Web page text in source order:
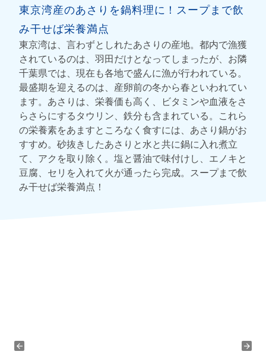
東京湾産のあさりを鍋料理に！スープまで飲
み干せば栄養満点
東京湾は、言わずとしれたあさりの産地。都内で漁獲
されているのは、羽田だけとなってしまったが、お隣
千葉県では、現在も各地で盛んに漁が行われている。
最盛期を迎えるのは、産卵前の冬から春といわれてい
ます。あさりは、栄養価も高く、ビタミンや血液をさ
らさらにするタウリン、鉄分も含まれている。これら
の栄養素をあますところなく食すには、あさり鍋がお
すすめ。砂抜きしたあさりと水と共に鍋に入れ煮立
て、アクを取り除く。塩と醤油で味付けし、エノキと
豆腐、セリを入れて火が通ったら完成。スープまで飲
み干せば栄養満点！